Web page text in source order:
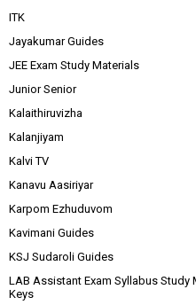
ITK
Jayakumar Guides
JEE Exam Study Materials
Junior Senior
Kalaithiruvizha
Kalanjiyam
Kalvi TV
Kanavu Aasiriyar
Karpom Ezhuduvom
Kavimani Guides
KSJ Sudaroli Guides
LAB Assistant Exam Syllabus
Keys